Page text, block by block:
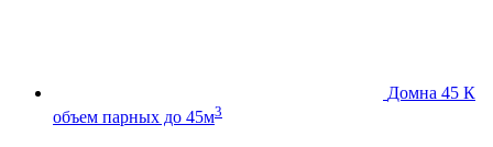
Домна 45 К
объем парных до 45м3